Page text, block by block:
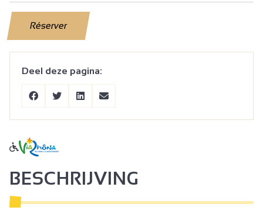
Réserver
Deel deze pagina:
BESCHRIJVING